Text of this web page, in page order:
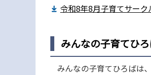
令和8年8月子育てサーク
みんなの子育てひ
みんなの子育てひろばは